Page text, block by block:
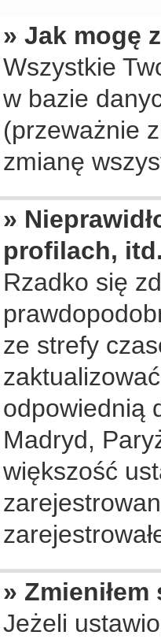
» Jak mogę
Wszystkie
w bazie
(przeważnie
zmianę
»
profilach,
Rzadko się
ze strefy
odpowiednią
Madryd,
większość
»
Jeżeli